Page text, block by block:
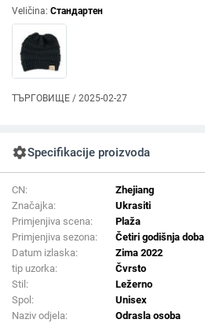
Veličina: Стандартен
ТЪРГОВИЩЕ / 2025-02-27
settingsSpecifikacije proizvoda
CN:
Zhejiang
Značajka:
Ukrasiti
Primjenjiva scena:
Plaža
Primjenjiva sezona:
Četiri godišnja doba
Datum izlaska:
Zima 2022
tip uzorka:
Čvrsto
Stil:
Ležerno
Spol:
Unisex
Naziv odjela:
Odrasla osoba